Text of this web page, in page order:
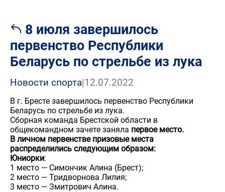
8 июля завершилось
первенство Республики
Беларусь по стрельбе из лука
Новости спорта|12.07.2022
В г. Бресте завершилось первенство Республики
Беларусь по стрельбе из лука.
Сборная команда Брестской области в
общекомандном зачете заняла первое место.
В личном первенстве призовые места
распределились следующим образом:
Юниорки:
1 место — Симончик Алина (Брест);
2 место — Тридворнова Лилия;
3 место — Змитрович Алина.